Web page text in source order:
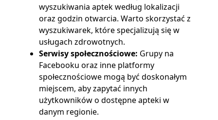
wyszukiwania aptek według lokalizacji
oraz godzin otwarcia. Warto skorzystać z
wyszukiwarek, które specjalizują się w
usługach zdrowotnych.
Serwisy społecznościowe: Grupy na
Facebooku oraz inne platformy
społecznościowe mogą być doskonałym
miejscem, aby zapytać innych
użytkowników o dostępne apteki w
danym regionie.